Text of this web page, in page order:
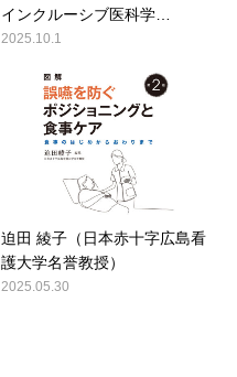
インクルーシブ医科学…
2025.10.1
迫田 綾子（日本赤十字広島看
護大学名誉教授）
2025.05.30